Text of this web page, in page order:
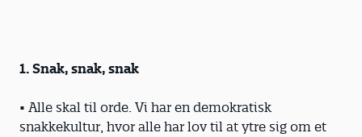
1. Snak, snak, snak
• Alle skal til orde. Vi har en demokratisk
snakkekultur, hvor alle har lov til at ytre sig om et